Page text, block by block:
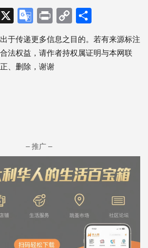
X Google
Translate
PrintCopy
Link享
于传递更多信息之目的。若有来源标注
法权益，请作者持权属证明与本网联
、删除，谢谢
– 推广 –